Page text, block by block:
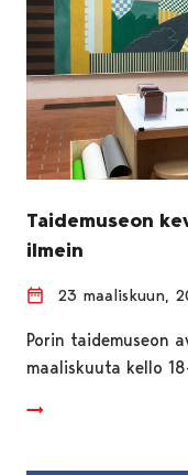
Taidemuseon
ilmein
23 maaliskuun,
Porin taidemuseon
maaliskuuta kello